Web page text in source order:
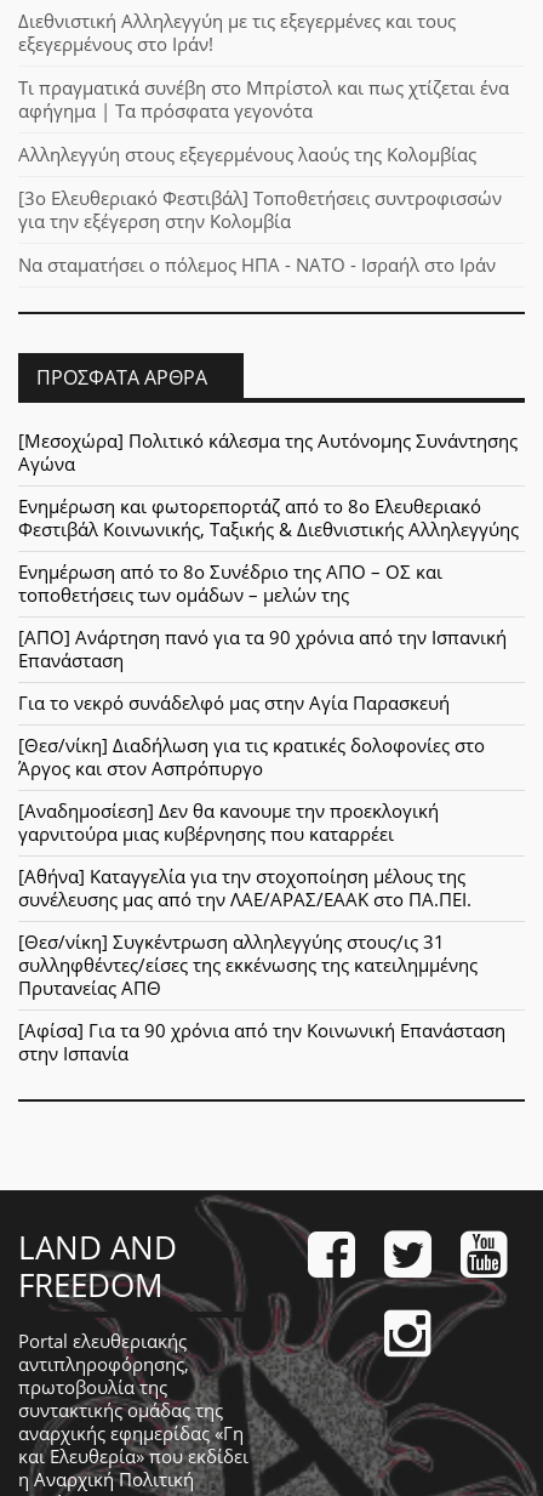
Διεθνιστική Αλληλεγγύη με τις εξεγερμένες και τους
εξεγερμένους στο Ιράν!
Τι πραγματικά συνέβη στο Μπρίστολ και πως χτίζεται ένα
αφήγημα | Τα πρόσφατα γεγονότα
Αλληλεγγύη στους εξεγερμένους λαούς της Κολομβίας
[3ο Ελευθεριακό Φεστιβάλ] Τοποθετήσεις συντροφισσών
για την εξέγερση στην Κολομβία
Να σταματήσει ο πόλεμος ΗΠΑ - ΝΑΤΟ - Ισραήλ στο Ιράν
ΠΡΌΣΦΑΤΑ ΆΡΘΡΑ
[Μεσοχώρα] Πολιτικό κάλεσμα της Αυτόνομης Συνάντησης
Αγώνα
Ενημέρωση και φωτορεπορτάζ από το 8ο Ελευθεριακό
Φεστιβάλ Κοινωνικής, Ταξικής & Διεθνιστικής Αλληλεγγύης
Ενημέρωση από το 8ο Συνέδριο της ΑΠΟ – ΟΣ και
τοποθετήσεις των ομάδων – μελών της
[ΑΠΟ] Ανάρτηση πανό για τα 90 χρόνια από την Ισπανική
Επανάσταση
Για το νεκρό συνάδελφό μας στην Αγία Παρασκευή
[Θεσ/νίκη] Διαδήλωση για τις κρατικές δολοφονίες στο
Άργος και στον Ασπρόπυργο
[Αναδημοσίεση] Δεν θα κανουμε την προεκλογική
γαρνιτούρα μιας κυβέρνησης που καταρρέει
[Αθήνα] Καταγγελία για την στοχοποίηση μέλους της
συνέλευσης μας από την ΛΑΕ/ΑΡΑΣ/ΕΑΑΚ στο ΠΑ.ΠΕΙ.
[Θεσ/νίκη] Συγκέντρωση αλληλεγγύης στους/ις 31
συλληφθέντες/είσες της εκκένωσης της κατειλημμένης
Πρυτανείας ΑΠΘ
[Αφίσα] Για τα 90 χρόνια από την Κοινωνική Επανάσταση
στην Ισπανία
LAND AND
FREEDOM
Portal ελευθεριακής
αντιπληροφόρησης,
πρωτοβουλία της
συντακτικής ομάδας της
αναρχικής εφημερίδας «Γη
και Ελευθερία» που εκδίδει
ηΑναρχική Πολιτική